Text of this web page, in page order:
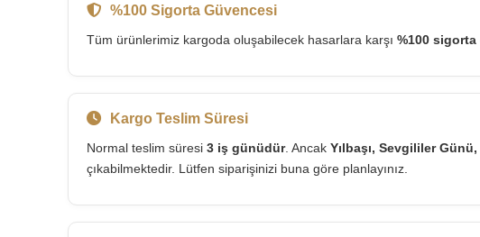
%100 Sigorta Güvencesi
Tüm ürünlerimiz kargoda oluşabilecek hasarlara karşı %100
Kargo Teslim Süresi
Normal teslim süresi 3 iş günüdür. Ancak Yılbaşı, Sevgililer
çıkabilmektedir. Lütfen siparişinizi buna göre planlayınız.